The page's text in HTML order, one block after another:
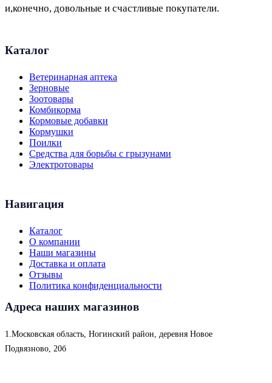
и,конечно, довольные и счастливые покупатели.
Каталог
Ветеринарная аптека
Зерновые
Зоотовары
Комбикорма
Кормовые добавки
Кормушки
Поилки
Средства для борьбы с грызунами
Электротовары
Навигация
Каталог
О компании
Наши магазины
Доставка и оплата
Отзывы
Политика конфиденциальности
Адреса наших магазинов
1.Московская область, Ногинский район, деревня Новое
Подвязново, 20б